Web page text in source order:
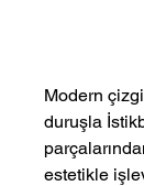
Modern
duruşla
estetikle